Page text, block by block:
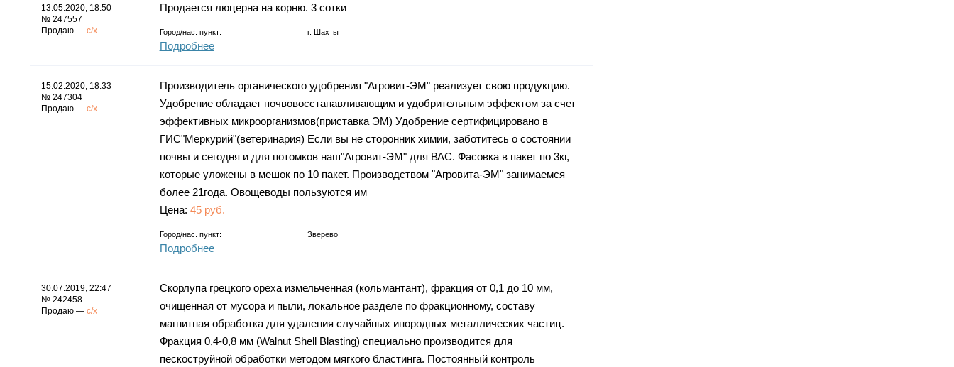
13.05.2020, 18:50
№ 247557
Продаю — с/х
Продается люцерна на корню. 3 сотки
Город/нас. пункт: г. Шахты
Подробнее
15.02.2020, 18:33
№ 247304
Продаю — с/х
Производитель органического удобрения "Агровит-ЭМ" реализует свою продукцию.
Удобрение обладает почвовосстанавливающим и удобрительным эффектом за счет
эффективных микроорганизмов(приставка ЭМ) Удобрение сертифицировано в
ГИС"Меркурий"(ветеринария) Если вы не сторонник химии, заботитесь о состоянии
почвы и сегодня и для потомков наш"Агровит-ЭМ" для ВАС. Фасовка в пакет по 3кг,
которые уложены в мешок по 10 пакет. Производством "Агровита-ЭМ" занимаемся
более 21года. Овощеводы пользуются им
Цена: 45 руб.
Город/нас. пункт: Зверево
Подробнее
30.07.2019, 22:47
№ 242458
Продаю — с/х
Скорлупа грецкого ореха измельченная (кольмантант), фракция от 0,1 до 10 мм,
очищенная от мусора и пыли, локальное разделе по фракционному, составу
магнитная обработка для удаления случайных инородных металлических частиц.
Фракция 0,4-0,8 мм (Walnut Shell Blasting) специально производится для
пескоструйной обработки методом мягкого бластинга. Постоянный контроль